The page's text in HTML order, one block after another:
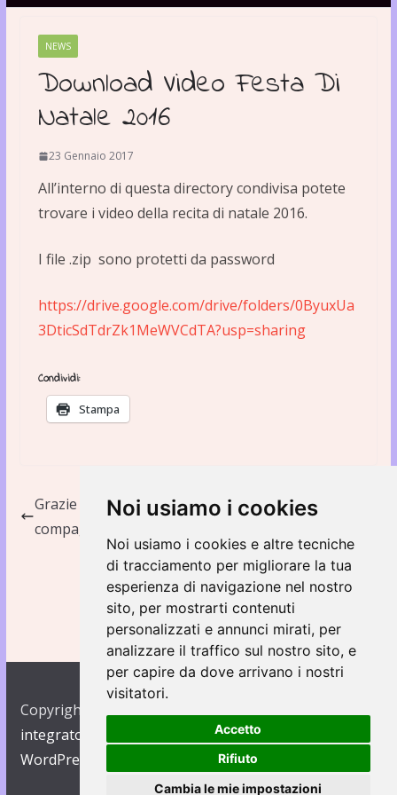
Noi usiamo i cookies
Noi usiamo i cookies e altre tecniche
di tracciamento per migliorare la tua
esperienza di navigazione nel nostro
sito, per mostrarti contenuti
personalizzati e annunci mirati, per
analizzare il traffico sul nostro sito, e
per capire da dove arrivano i nostri
visitatori.
Accetto
Rifiuto
Cambia le mie impostazioni
NEWS
Download Video Festa Di
Natale 2016
23 Gennaio 2017
All’interno di questa directory condivisa potete
trovare i video della recita di natale 2016.
I file .zip sono protetti da password
https://drive.google.com/drive/folders/0ByuxUa
3DticSdTdrZk1MeWVCdTA?usp=sharing
Condividi:
Stampa
Grazie a tutti per lo splendido pomeriggio in
compagnia
Festa fine anno 2017
Copyright © 2026
integrato Duemila coccole
. Creato con
WordPress